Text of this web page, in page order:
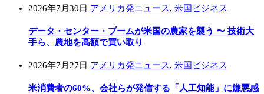
2026年7月30日 アメリカ発ニュース, 米国ビジネス
データ・センター・ブームが米国の農家を襲う 〜 技術大
手ら、農地を高額で買い取り
2026年7月27日 アメリカ発ニュース, 米国ビジネス
米消費者の60%、会社らが発信する「人工知能」に嫌悪感